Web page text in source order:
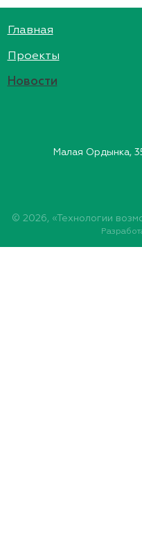
Главная
Проекты
Новости
Малая Ордынка,
© 2026, «Технологии